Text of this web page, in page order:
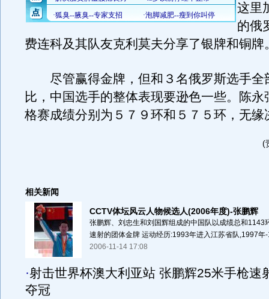
这里
的俄
费连科及其队友克利莫夫分享了银牌和铜牌
尽管赢得金牌，但和３名俄罗斯选手全
比，中国选手的整体表现要逊色一些。陈永
格赛成绩分别为５７９环和５７５环，无缘
(
相关新闻
CCTV体坛风云人物候选人(2006年度)-张鹏辉
张鹏辉、刘忠生和刘国辉组成的中国队以成绩总和1143
速射的团体金牌 运动经历:1993年进入江苏省队,1997年
2006-11-14 17:08
·射击世界杯澳大利亚站 张鹏辉25米手枪速
夺冠